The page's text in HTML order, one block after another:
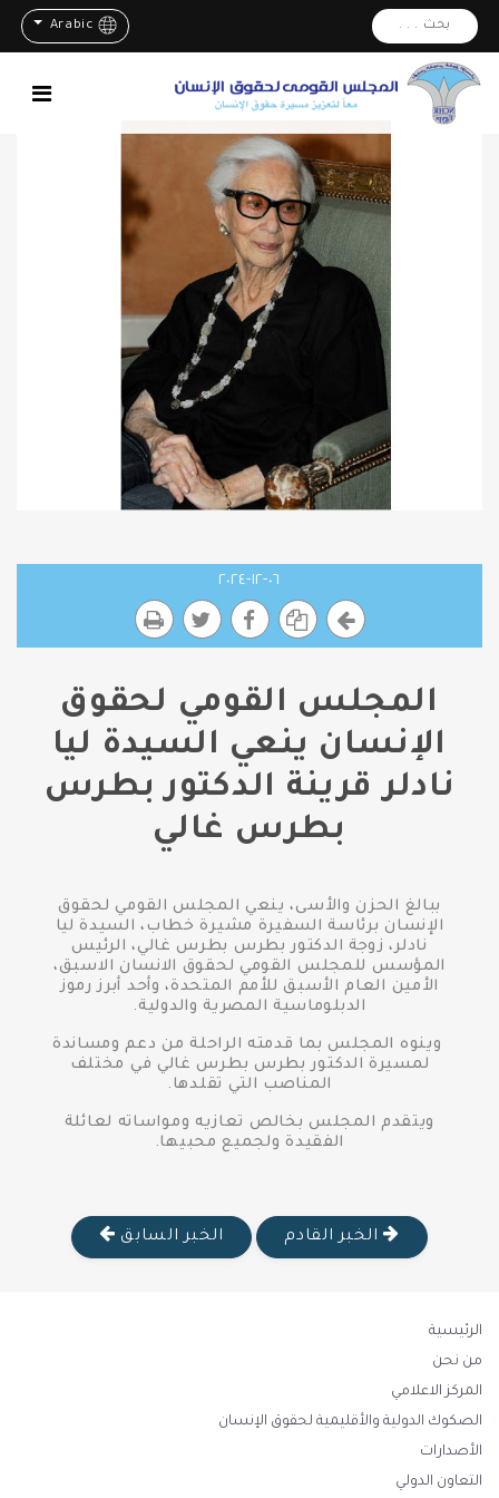
بحث . . . Arabic
٠٦-١٢-٢٠٢٤
المجلس القومي لحقوق
الإنسان ينعي السيدة ليا
نادلر قرينة الدكتور بطرس
بطرس غالي
ببالغ الحزن والأسى، ينعي المجلس القومي لحقوق
الإنسان برئاسة السفيرة مشيرة خطاب، السيدة ليا
نادلر، زوجة الدكتور بطرس بطرس غالي، الرئيس
المؤسس للمجلس القومي لحقوق الانسان الاسبق،
الأمين العام الأسبق للأمم المتحدة، وأحد أبرز رموز
الدبلوماسية المصرية والدولية.
وينوه المجلس بما قدمته الراحلة من دعم ومساندة
لمسيرة الدكتور بطرس بطرس غالي في مختلف
المناصب التي تقلدها.
ويتقدم المجلس بخالص تعازيه ومواساته لعائلة
الفقيدة ولجميع محبيها.
الخبر القادم الخبر السابق
الرئيسية
من نحن
المركز الاعلامي
الصكوك الدولية والأقليمية لحقوق الإنسان
الأصدارات
التعاون الدولي